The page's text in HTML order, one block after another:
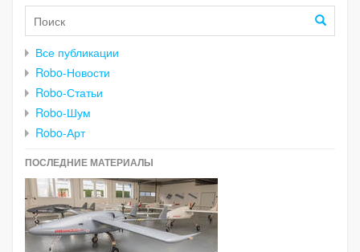
Все публикации
Robo-Новости
Robo-Статьи
Robo-Шум
Robo-Арт
ПОСЛЕДНИЕ МАТЕРИАЛЫ